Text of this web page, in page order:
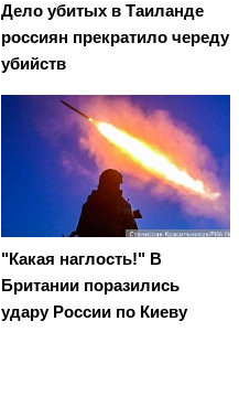
Дело убитых в Таиланде
россиян прекратило череду
убийств
"Какая наглость!" В
Британии поразились
удару России по Киеву